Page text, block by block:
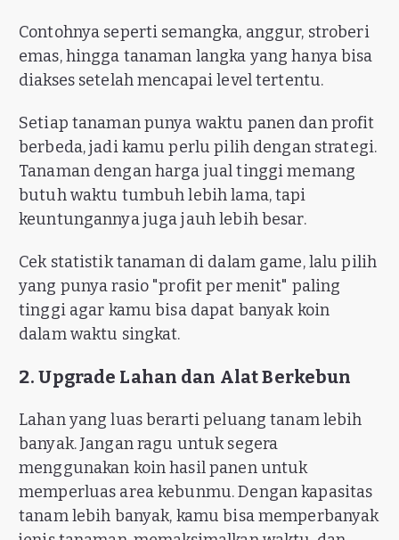
Contohnya seperti semangka, anggur, stroberi
emas, hingga tanaman langka yang hanya bisa
diakses setelah mencapai level tertentu.
Setiap tanaman punya waktu panen dan profit
berbeda, jadi kamu perlu pilih dengan strategi.
Tanaman dengan harga jual tinggi memang
butuh waktu tumbuh lebih lama, tapi
keuntungannya juga jauh lebih besar.
Cek statistik tanaman di dalam game, lalu pilih
yang punya rasio "profit per menit" paling
tinggi agar kamu bisa dapat banyak koin
dalam waktu singkat.
2. Upgrade Lahan dan Alat Berkebun
Lahan yang luas berarti peluang tanam lebih
banyak. Jangan ragu untuk segera
menggunakan koin hasil panen untuk
memperluas area kebunmu. Dengan kapasitas
tanam lebih banyak, kamu bisa memperbanyak